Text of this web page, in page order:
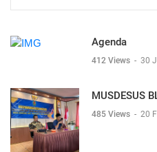
Agenda
412 Views - 30
MUSDESUS
485 Views - 20